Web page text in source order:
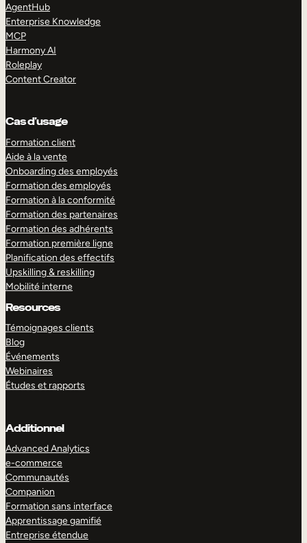
AgentHub
Enterprise Knowledge
MCP
Harmony AI
Roleplay
Content Creator
Cas d’usage
Formation client
Aide à la vente
Onboarding des employés
Formation des employés
Formation à la conformité
Formation des partenaires
Formation des adhérents
Formation première ligne
Planification des effectifs
Upskilling & reskilling
Mobilité interne
Resources
Témoignages clients
Blog
Événements
Webinaires
Études et rapports
Additionnel
Advanced Analytics
e-commerce
Communautés
Companion
Formation sans interface
Apprentissage gamifié
Entreprise étendue